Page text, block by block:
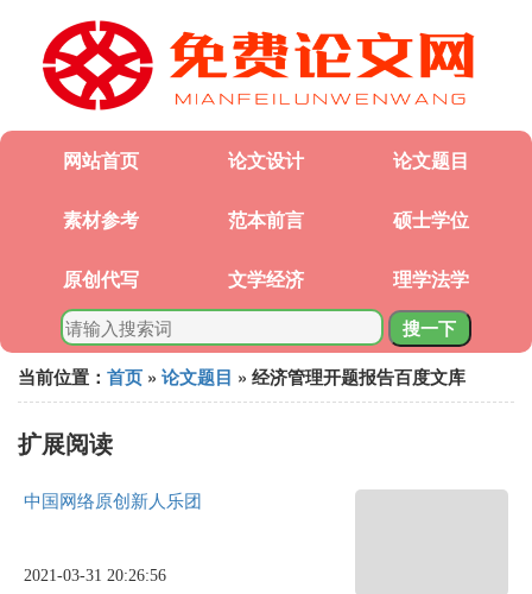
网站首页 论文设计 论文题目
素材参考 范本前言 硕士学位
原创代写 文学经济 理学法学
搜一下
当前位置： 首页 » 论文题目 » 经济管理开题报告百度文库
扩展阅读
中国网络原创新人乐团
2021-03-31 20:26:56